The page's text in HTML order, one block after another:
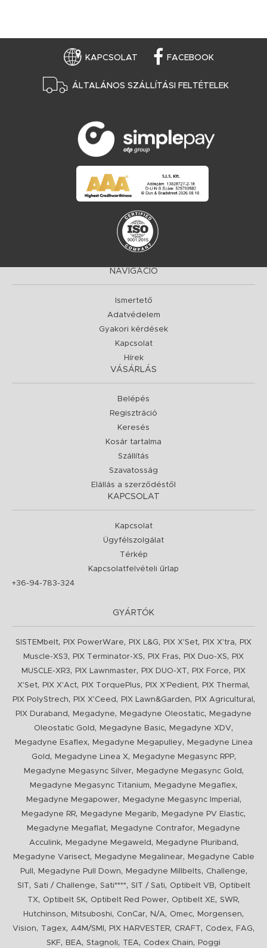
KAPCSOLAT FACEBOOK
ÁLTALÁNOS SZÁLLÍTÁSI FELTÉTELEK
NAVIGÁCIÓ
Ismertető
Adatvédelem
Gyakori kérdések
Kapcsolat
Hírek
VÁSÁRLÁS
Belépés
Regisztráció
Keresés
Kosár tartalma
Szállítás
Szavatosság
Elállás a szerződéstől
KAPCSOLAT
Kapcsolat
Ügyfélszolgálat
Térkép
Kapcsolatfelvételi űrlap
+36-94-783-324
GYÁRTÓK
SISTEMbelt, PIX PowerWare, PIX L&G, PIX X'Set, PIX X'tra,
PIX
Muscle-XS3, PIX Terminator-XS, PIX Fras, PIX Duo-XS,
PIX
MUSCLE-XR3, PIX Lawnmaster, PIX DUO-XT, PIX Force,
PIX
X'Set, PIX X'Act, PIX TorquePlus, PIX X'Pedient, PIX Thermal ,
PIX PolyStrech, PIX X'Ceed , PIX Lawn&Garden, PIX Agricultural ,
PIX Duraband , Megadyne, Megadyne Oleostatic,
Megadyne
Oleostatic Gold , Megadyne Basic, Megadyne XDV,
Megadyne Esaflex, Megadyne Megapulley,
Megadyne Linea
Gold , Megadyne Linea X, Megadyne Megasync RPP,
Megadyne Megasync Silver, Megadyne Megasync Gold ,
Megadyne Megasync Titanium, Megadyne Megaflex,
Megadyne Megapower, Megadyne Megasync Imperial ,
Megadyne RR, Megadyne Megarib, Megadyne PV Elastic,
Megadyne Megaflat, Megadyne Contrafor,
Megadyne
Acculink, Megadyne Megaweld , Megadyne Pluriband ,
Megadyne Varisect, Megadyne Megalinear,
Megadyne Cable
Pull
, Megadyne Pull Down, Megadyne Millbelts, Challenge,
SIT, Sati / Challenge, Sati****, SIT / Sati, Optibelt VB, Optibelt
TX, Optibelt SK, Optibelt Red Power, Optibelt XE, SWR,
Hutchinson, Mitsuboshi, ConCar, N/A, Omec, Morgensen,
Vision, Tagex, A4M/SMI , PIX HARVESTER, CRAFT, Codex, FAG,
SKF, BEA, Stagnoli, TEA, Codex Chain, Poggi